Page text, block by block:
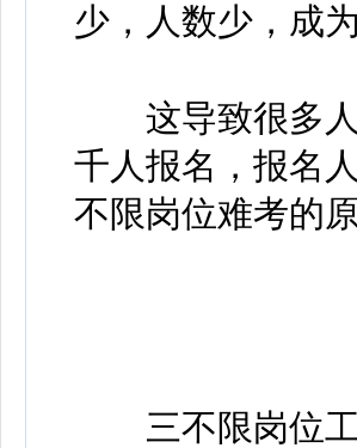
少，人数少，成
这导致很多人
千人报名，报名
不限岗位难考的原
三不限岗位工